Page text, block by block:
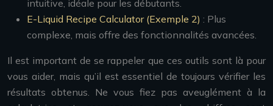
intuitive, idéale pour les débutants.
E-Liquid Recipe Calculator (Exemple 2) : Plus
complexe, mais offre des fonctionnalités avancées.
Il est important de se rappeler que ces outils sont là pour
vous aider, mais qu’il est essentiel de toujours vérifier les
résultats obtenus. Ne vous fiez pas aveuglément à la